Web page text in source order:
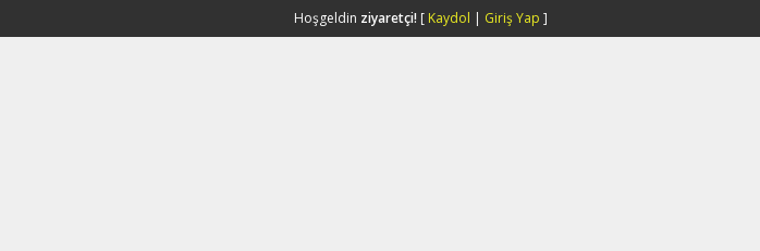
Hoşgeldin ziyaretçi! [ Kaydol | Giriş Yap ]